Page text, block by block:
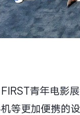
青年电影
等更加便携的